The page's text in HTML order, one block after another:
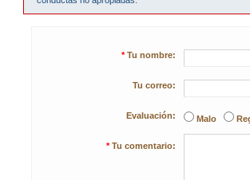
* Tu nombre:
Tu correo:
Evaluación: Malo
* Tu comentario: